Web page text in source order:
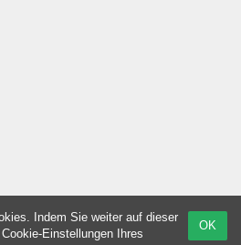
OK
Indem Sie weiter auf dieser
Einstellungen Ihres